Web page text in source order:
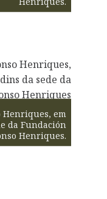
Henriques, em
da Fundación
Henriques.